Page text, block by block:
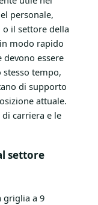
personale,
il settore della
modo rapido
essere
tempo,
di supporto
attuale.
carriera e le
settore
griglia a 9